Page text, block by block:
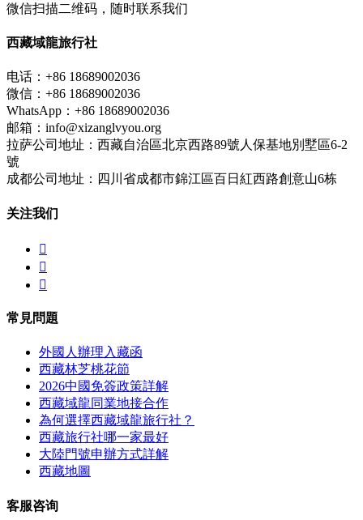
微信扫描二维码，随时联系我们
西藏域龍旅行社
电话：+86 18689002036
微信：+86 18689002036
WhatsApp：+86 18689002036
邮箱：info@xizanglvyou.org
拉萨公司地址：西藏自治區北京西路89號人保基地別墅區6-2
號
成都公司地址：四川省成都市錦江區百日紅西路創意山6栋
关注我们



常見問題
外國人辦理入藏函
西藏林芝桃花節
2026中國免簽政策詳解
西藏域龍同業地接合作
為何選擇西藏域龍旅行社？
西藏旅行社哪一家最好
大陸門號申辦方式詳解
西藏地圖
客服咨询